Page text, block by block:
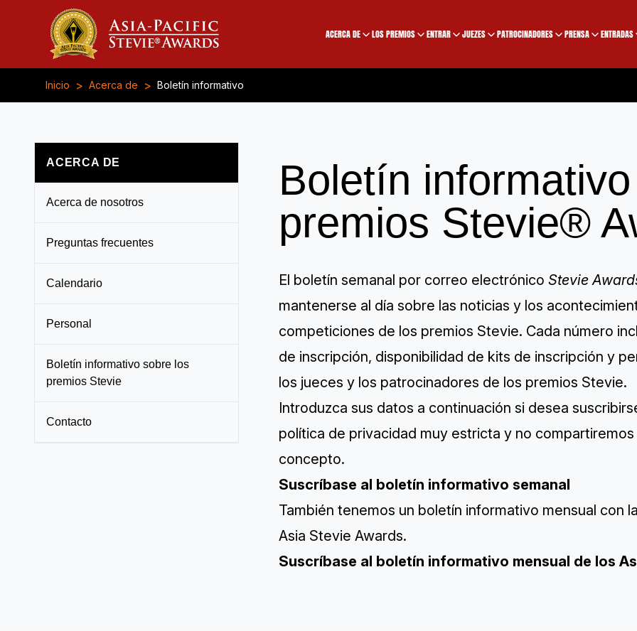
ACERCA DE LOS PREMIOS ENTRAR JUEZES PATROCINADORES PRENSA ENTRADAS
Inicio > Acerca de > Boletín informativo
ACERCA DE
Acerca de nosotros
Preguntas frecuentes
Calendario
Personal
Boletín informativo sobre los
premios Stevie
Contacto
Boletín
premios Stevie®
El boletín semanal por correo electrónico Stevie
mantenerse al día sobre las noticias y los
competiciones de los premios Stevie. Cada número
de inscripción, disponibilidad de kits de inscripción y
los jueces y los patrocinadores de los premios Stevie.
Introduzca sus datos a continuación si desea
política de privacidad muy estricta y no
concepto.
Suscríbase al boletín informativo semanal
También tenemos un boletín informativo mensual con
Asia Stevie Awards.
Suscríbase al boletín informativo mensual de los